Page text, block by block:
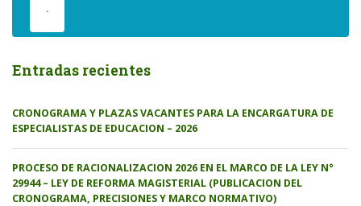
.
Entradas recientes
CRONOGRAMA Y PLAZAS VACANTES PARA LA ENCARGATURA DE
ESPECIALISTAS DE EDUCACION – 2026
PROCESO DE RACIONALIZACION 2026 EN EL MARCO DE LA LEY N°
29944 – LEY DE REFORMA MAGISTERIAL (PUBLICACION DEL
CRONOGRAMA, PRECISIONES Y MARCO NORMATIVO)